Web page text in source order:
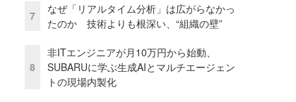
7
なぜ「リアルタイム分析」は広がらなかっ
たのか 技術よりも根深い、“組織の壁”
8
非ITエンジニアが月10万円から始動、
SUBARUに学ぶ生成AIとマルチエージェン
トの現場内製化